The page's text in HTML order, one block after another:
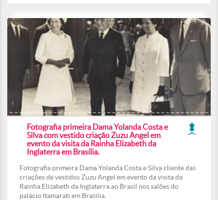
Fotografia primeira Dama Yolanda Costa e
Silva com vestido criação Zuzu Angel em
evento da visita da Rainha Elizabeth da
Inglaterra em Brasília.
Fotografia primeira Dama Yolanda Costa e Silva cliente das
criações de vestidos Zuzu Angel em evento da visita da
Rainha Elizabeth da Inglaterra ao Brasil nos salões do
palácio Itamarati em Brasilia.